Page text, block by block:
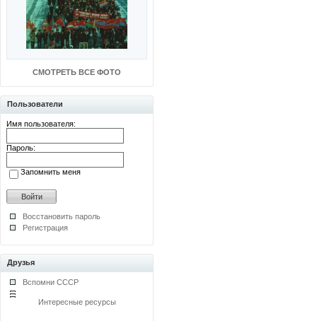
СМОТРЕТЬ ВСЕ ФОТО
Пользователи
Имя пользователя:
Пароль:
Запомнить меня
Восстановить пароль
Регистрация
Друзья
Вспомни СССР
Интересные ресурсы